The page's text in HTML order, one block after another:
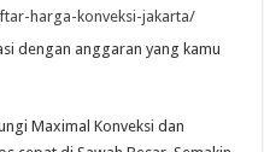
harga-konveksi-jakarta/
dengan anggaran yang kamu
Maximal Konveksi dan